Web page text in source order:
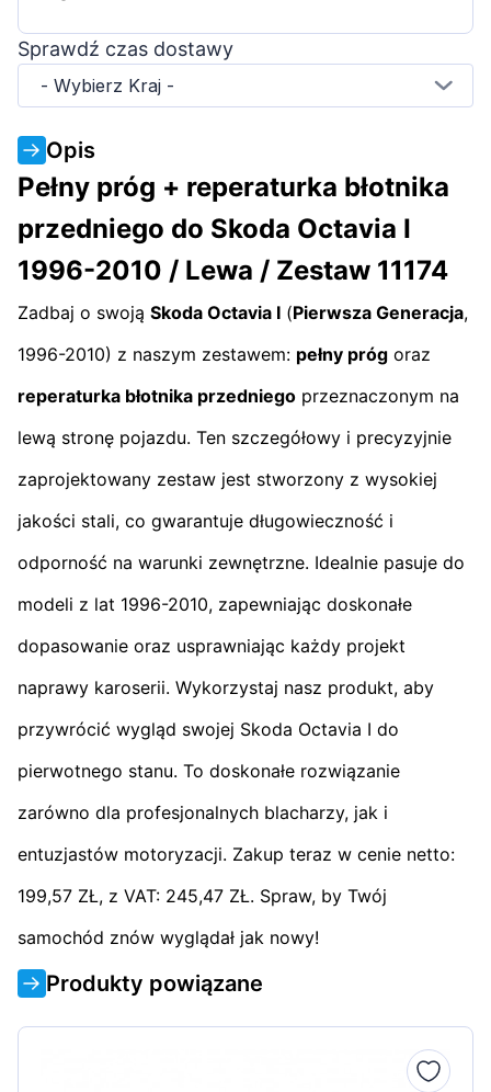
Sprawdź czas dostawy
- Wybierz Kraj -
Opis
Pełny próg + reperaturka błotnika
przedniego do Skoda Octavia I
1996-2010 / Lewa / Zestaw 11174
Zadbaj o swoją Skoda Octavia I (Pierwsza Generacja,
1996-2010) z naszym zestawem: pełny próg oraz
reperaturka błotnika przedniego przeznaczonym na
lewą stronę pojazdu. Ten szczegółowy i precyzyjnie
zaprojektowany zestaw jest stworzony z wysokiej
jakości stali, co gwarantuje długowieczność i
odporność na warunki zewnętrzne. Idealnie pasuje do
modeli z lat 1996-2010, zapewniając doskonałe
dopasowanie oraz usprawniając każdy projekt
naprawy karoserii. Wykorzystaj nasz produkt, aby
przywrócić wygląd swojej Skoda Octavia I do
pierwotnego stanu. To doskonałe rozwiązanie
zarówno dla profesjonalnych blacharzy, jak i
entuzjastów motoryzacji. Zakup teraz w cenie netto:
199,57 ZŁ, z VAT: 245,47 ZŁ. Spraw, by Twój
samochód znów wyglądał jak nowy!
Produkty powiązane